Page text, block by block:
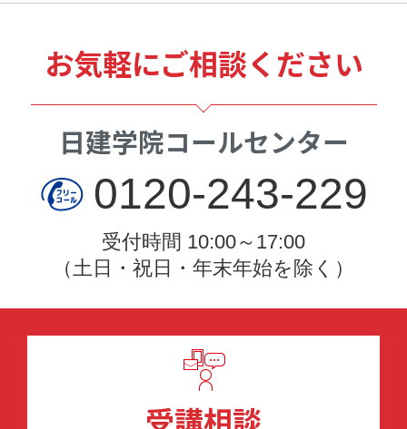
お気軽にご相談ください
日建学院コールセンター
0120-243-229
受付時間 10:00～17:00
（土日・祝日・年末年始を除く）
受講相談